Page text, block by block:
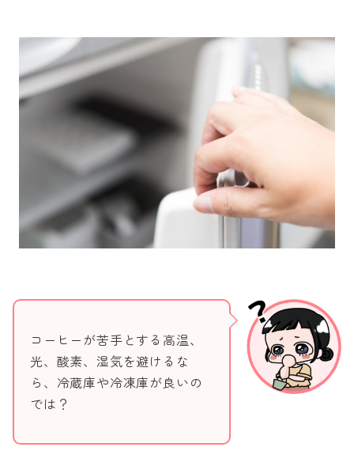
コーヒーが苦手とする高温、
光、酸素、湿気を避けるな
ら、冷蔵庫や冷凍庫が良いの
では？